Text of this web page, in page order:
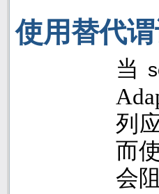
使用替代
当
列
而
会